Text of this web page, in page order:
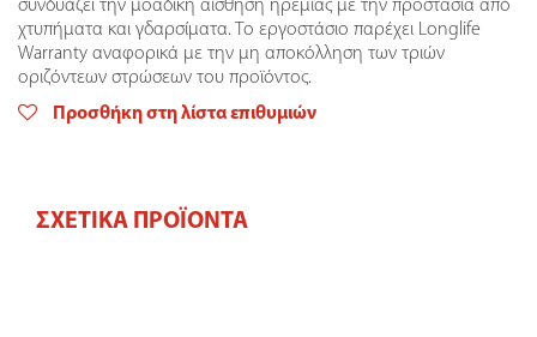
quantity
συνδυάζει την μοαδική αίσθηση ηρεμίας με την προστασία από
χτυπήματα και γδαρσίματα. Το εργοστάσιο παρέχει Longlife
Warranty αναφορικά με την μη αποκόλληση των τριών
οριζόντεων στρώσεων του προϊόντος.
Προσθήκη στη λίστα επιθυμιών
ΣΧΕΤΙΚΆ ΠΡΟΪΌΝΤΑ